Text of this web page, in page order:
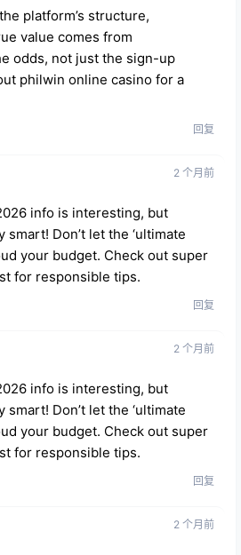
platform’s structure,
value comes from
odds, not just the sign-up
philwin online casino for a
回复
2 个月前
info is interesting, but
smart! Don’t let the ‘ultimate
your budget. Check out super
for responsible tips.
回复
2 个月前
info is interesting, but
smart! Don’t let the ‘ultimate
your budget. Check out super
for responsible tips.
回复
2 个月前